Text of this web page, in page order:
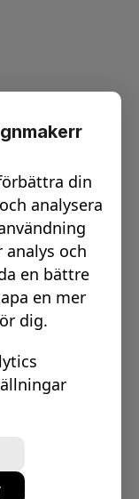
RESA!
din
analysera
analys och
en bättre
en mer
dig.